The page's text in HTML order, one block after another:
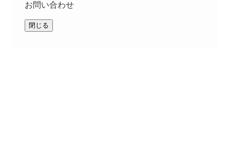
お問い合わせ
閉じる